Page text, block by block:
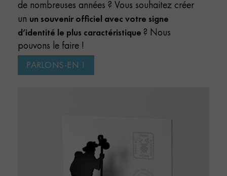
de nombreuses années ? Vous souhaitez créer
un un souvenir officiel avec votre signe
d’identité le plus caractéristique ? Nous
pouvons le faire !
PARLONS-EN !